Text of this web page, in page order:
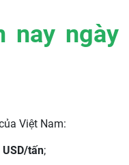
nay ngày
Việt Nam:
USD/tấn;